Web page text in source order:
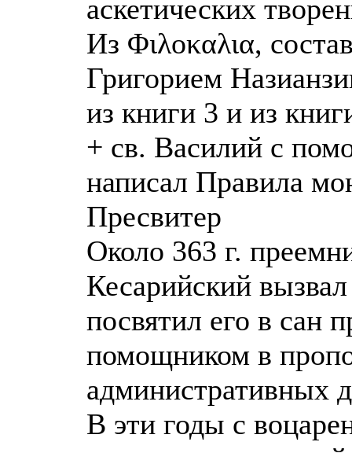
аскетических
Из Φιλοκαλια,
Григорием
из книги 3 и из
+ св. Василий с
написал Правила
Пресвитер
Около 363 г.
Кесарийский
посвятил его в сан
помощником в
административных
В эти годы с